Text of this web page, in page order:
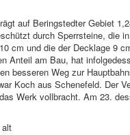
auf Beringstedter Gebiet
durch Sperrsteine, die
cm und die der Decklage 9
Anteil am Bau, hat
besseren Weg zur
Koch aus Schenefeld. Der
Werk vollbracht. Am 23.